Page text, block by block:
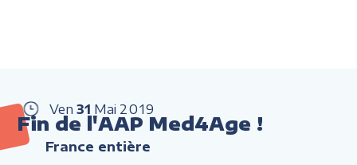
Ven 31 Mai 2019
Fin de l'AAP Med4Age !
France entière